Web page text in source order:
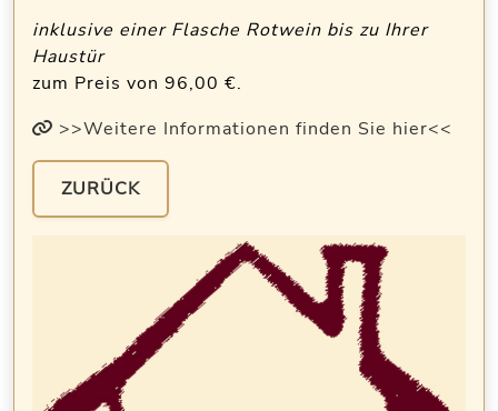
inklusive einer Flasche Rotwein bis zu Ihrer
Haustür
zum Preis von 96,00 €.
>>Weitere Informationen finden Sie hier<<
ZURÜCK